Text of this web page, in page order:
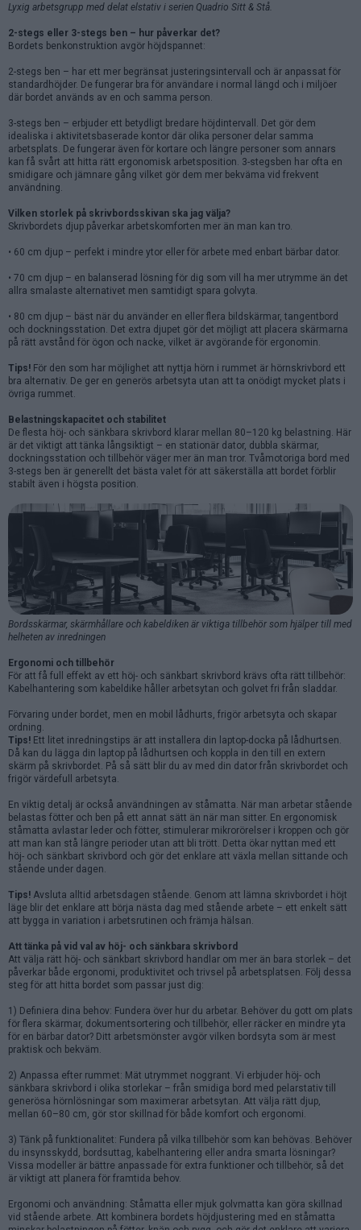
Lyxig arbetsgrupp med delat elstativ i serien Quadrio Sitt & Stå.
2-stegs eller 3-stegs ben – hur påverkar det?
Bordets benkonstruktion avgör höjdspannet:
2-stegs ben – har ett mer begränsat justeringsintervall och är anpassat för
standardhöjder. De fungerar bra för användare i normal längd och i miljöer
där bordet används av en och samma person.
3-stegs ben – erbjuder ett betydligt bredare höjdintervall. Det gör dem
idealiska i aktivitetsbaserade kontor där olika personer delar samma
arbetsplats. De fungerar även för kortare och längre personer som annars
kan få svårt att hitta rätt ergonomisk arbetsposition. 3-stegsben har ofta en
smidigare och jämnare gång vilket gör dem mer bekväma vid frekvent
användning.
Vilken storlek på skrivbordsskivan ska jag välja?
Skrivbordets djup påverkar arbetskomforten mer än man kan tro.
• 60 cm djup – perfekt i mindre ytor eller för arbete med enbart bärbar dator.
• 70 cm djup – en balanserad lösning för dig som vill ha mer utrymme än det
allra smalaste alternativet men samtidigt spara golvyta.
• 80 cm djup – bäst när du använder en eller flera bildskärmar, tangentbord
och dockningsstation. Det extra djupet gör det möjligt att placera skärmarna
på rätt avstånd för ögon och nacke, vilket är avgörande för ergonomin.
Tips! För den som har möjlighet att nyttja hörn i rummet är hörnskrivbord ett
bra alternativ. De ger en generös arbetsyta utan att ta onödigt mycket plats i
övriga rummet.
Belastningskapacitet och stabilitet
De flesta höj- och sänkbara skrivbord klarar mellan 80–120 kg belastning. Här
är det viktigt att tänka långsiktigt – en stationär dator, dubbla skärmar,
dockningsstation och tillbehör väger mer än man tror. Tvåmotoriga bord med
3-stegs ben är generellt det bästa valet för att säkerställa att bordet förblir
stabilt även i högsta position.
Bordsskärmar, skärmhållare och kabeldiken är viktiga tillbehör som hjälper till med
helheten av inredningen
Ergonomi och tillbehör
För att få full effekt av ett höj- och sänkbart skrivbord krävs ofta rätt tillbehör:
Kabelhantering som kabeldike håller arbetsytan och golvet fri från sladdar.
Förvaring under bordet, men en mobil lådhurts, frigör arbetsyta och skapar
ordning.
Tips! Ett litet inredningstips är att installera din laptop-docka på lådhurtsen.
Då kan du lägga din laptop på lådhurtsen och koppla in den till en extern
skärm på skrivbordet. På så sätt blir du av med din dator från skrivbordet och
frigör värdefull arbetsyta.
En viktig detalj är också användningen av ståmatta. När man arbetar stående
belastas fötter och ben på ett annat sätt än när man sitter. En ergonomisk
ståmatta avlastar leder och fötter, stimulerar mikrorörelser i kroppen och gör
att man kan stå längre perioder utan att bli trött. Detta ökar nyttan med ett
höj- och sänkbart skrivbord och gör det enklare att växla mellan sittande och
stående under dagen.
Tips! Avsluta alltid arbetsdagen stående. Genom att lämna skrivbordet i höjt
läge blir det enklare att börja nästa dag med stående arbete – ett enkelt sätt
att bygga in variation i arbetsrutinen och främja hälsan.
Att tänka på vid val av höj- och sänkbara skrivbord
Att välja rätt höj- och sänkbart skrivbord handlar om mer än bara storlek – det
påverkar både ergonomi, produktivitet och trivsel på arbetsplatsen. Följ dessa
steg för att hitta bordet som passar just dig:
1) Definiera dina behov: Fundera över hur du arbetar. Behöver du gott om plats
för flera skärmar, dokumentsortering och tillbehör, eller räcker en mindre yta
för en bärbar dator? Ditt arbetsmönster avgör vilken bordsyta som är mest
praktisk och bekväm.
2) Anpassa efter rummet: Mät utrymmet noggrant. Vi erbjuder höj- och
sänkbara skrivbord i olika storlekar – från smidiga bord med pelarstativ till
generösa hörnlösningar som maximerar arbetsytan. Att välja rätt djup,
mellan 60–80 cm, gör stor skillnad för både komfort och ergonomi.
3) Tänk på funktionalitet: Fundera på vilka tillbehör som kan behövas. Behöver
du insynsskydd, bordsuttag, kabelhantering eller andra smarta lösningar?
Vissa modeller är bättre anpassade för extra funktioner och tillbehör, så det
är viktigt att planera för framtida behov.
Ergonomi och användning: Ståmatta eller mjuk golvmatta kan göra skillnad
vid stående arbete. Att kombinera bordets höjdjustering med en ståmatta